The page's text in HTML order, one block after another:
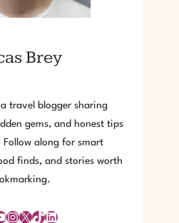
Brey
a travel blogger sharing
gems, and honest tips
along for smart
finds, and stories worth
Instagram X TikTok LinkedIn